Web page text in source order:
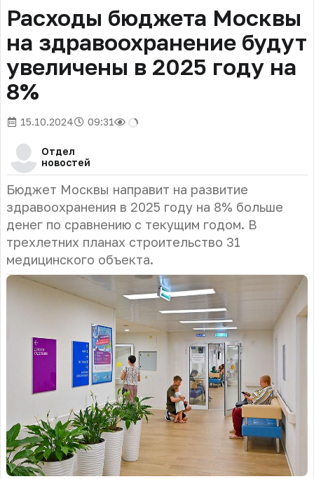
Расходы бюджета Москвы
на здравоохранение будут
увеличены в 2025 году на
8%
15.10.2024 09:31
Отдел
новостей
Бюджет Москвы направит на развитие
здравоохранения в 2025 году на 8% больше
денег по сравнению с текущим годом. В
трехлетних планах строительство 31
медицинского объекта.